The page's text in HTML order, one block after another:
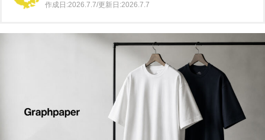
作成日:2026.7.7/更新日:2026.7.7